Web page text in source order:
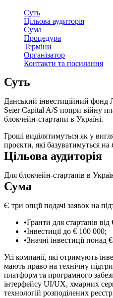
Суть
Цільова аудиторія
Сума
Процедура
Терміни
Організатор
Контакти та посилання
Суть
Данський інвестиційний фонд
Seier Capital A/S попри війну
блокчейн-стартапи в Україні.
Гроші виділятимуться як у
проєкти, які базуватимуться
Цільова аудиторія
Для блокчейн-стартапів в
Сума
Є три опції подачі заявок на
Гранти для стартапів
Інвестиції до € 100 000;
Значні інвестиції понад
Усі компанії, які отримують
мають право на технічну
платформ та програмного
інтерфейсу UI/UX, хмарних
технологій розподілених